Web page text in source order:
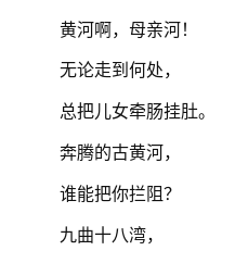
黄河啊，母亲河！
无论走到何处，
总把儿女牵肠挂肚。
奔腾的古黄河，
谁能把你拦阻？
九曲十八湾，